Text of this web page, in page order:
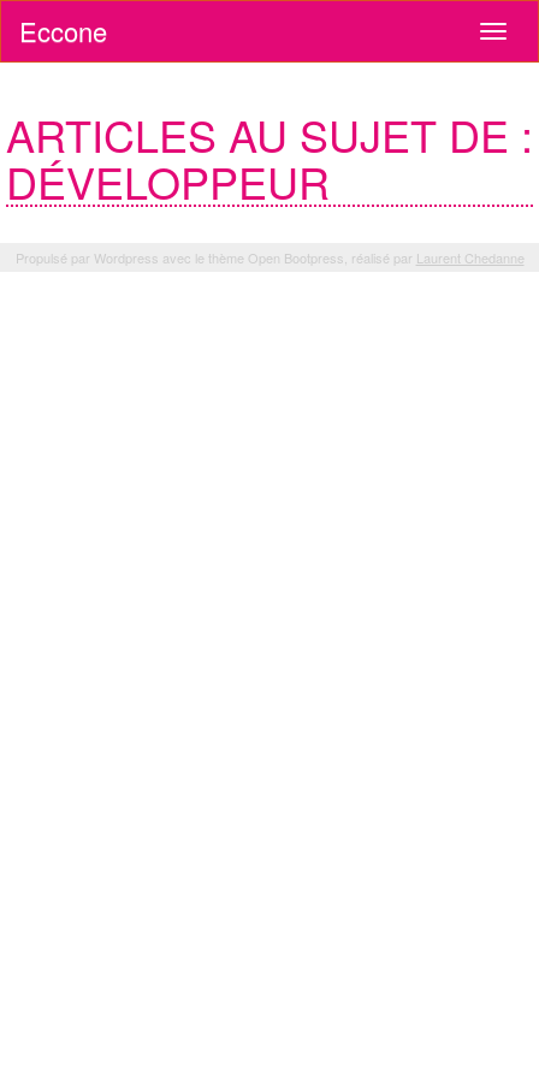
Eccone
ARTICLES AU SUJET DE :
DÉVELOPPEUR
Propulsé par Wordpress avec le thème Open Bootpress, réalisé par Laurent Chedanne